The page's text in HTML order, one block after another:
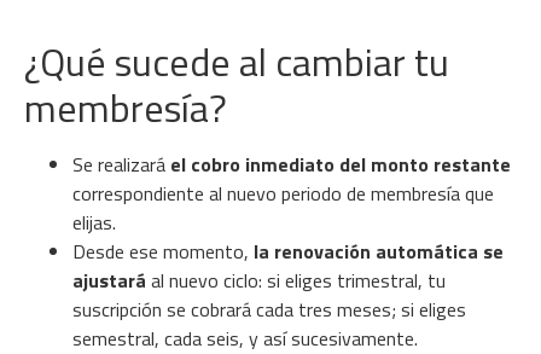
¿Qué sucede al cambiar tu
membresía?
Se realizará el cobro inmediato del monto restante
correspondiente al nuevo periodo de membresía que
elijas.
Desde ese momento, la renovación automática se
ajustará al nuevo ciclo: si eliges trimestral, tu
suscripción se cobrará cada tres meses; si eliges
semestral, cada seis, y así sucesivamente.